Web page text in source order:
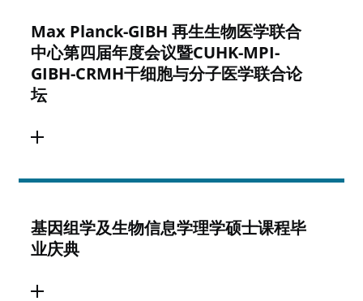
Max Planck-GIBH 再生生物医学联合
中心第四届年度会议暨CUHK-MPI-
GIBH-CRMH干细胞与分子医学联合论
坛
基因组学及生物信息学理学硕士课程毕
业庆典